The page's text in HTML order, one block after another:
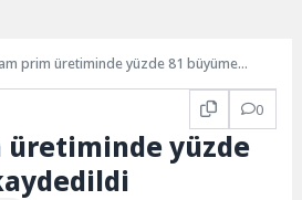
prim üretiminde yüzde 81 büyüme
0
üretiminde yüzde